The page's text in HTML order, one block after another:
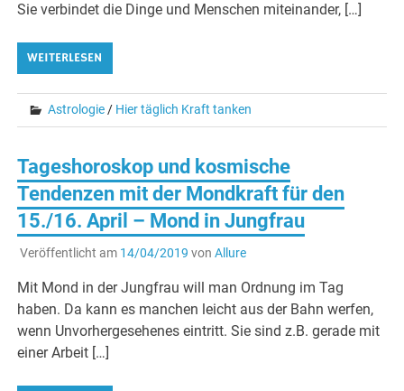
Sie verbindet die Dinge und Menschen miteinander, […]
WEITERLESEN
Astrologie/ Hier täglich Kraft tanken
Tageshoroskop und kosmische
Tendenzen mit der Mondkraft für den
15./16. April – Mond in Jungfrau
Veröffentlicht am 14/04/2019 von Allure
Mit Mond in der Jungfrau will man Ordnung im Tag
haben. Da kann es manchen leicht aus der Bahn werfen,
wenn Unvorhergesehenes eintritt. Sie sind z.B. gerade mit
einer Arbeit […]